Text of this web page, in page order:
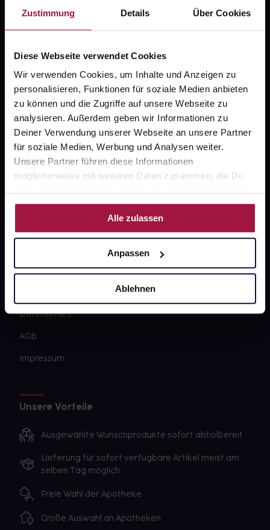
Zustimmung Details Über Cookies
Diese Webseite verwendet Cookies
Wir verwenden Cookies, um Inhalte und Anzeigen zu
personalisieren, Funktionen für soziale Medien anbieten
zu können und die Zugriffe auf unsere Webseite zu
analysieren. Außerdem geben wir Informationen zu
Deiner Verwendung unserer Webseite an unsere Partner
für soziale Medien, Werbung und Analysen weiter.
Unsere Partner führen diese Informationen
möglicherweise mit weiteren Daten zusammen, die Du
Nutzung der Dienste gesammelt haben.
Alle zulassen
Anpassen
Ablehnen
Kontakt
Widerrufsformular
gesund.de
Über uns
Karriere
Newsletter
Barrierefreiheitserklärung
gesund-versorger.de
Datenschutz
AGB
Impressum
Unsere Vorteile
Ausgewählte Wunschprodukte sofort abholbereit
Lieferung für sofort verfügbare Artikel meist am
selben Tag möglich
Freie Wahl der Apotheke
Große Auswahl an Apotheken